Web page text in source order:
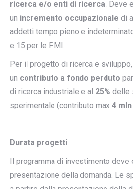
ricerca e/o enti di ricerca. Deve
un incremento occupazionale di
addetti tempo pieno e
e 15 per le PMI.
Per il progetto di ricerca e
un contributo a fondo perduto
di ricerca industriale e al 25% delle
sperimentale (contributo max 4 mln
Durata progetti
Il programma di investimento deve
presentazione della domanda. Le